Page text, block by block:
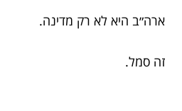
ארה״ב היא לא רק מדינה.
זה סמל.